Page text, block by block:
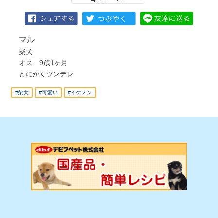
マル
柴犬
オス 9歳1ヶ月
とにかくツンデレ
#柴犬 #可愛い #イケメン